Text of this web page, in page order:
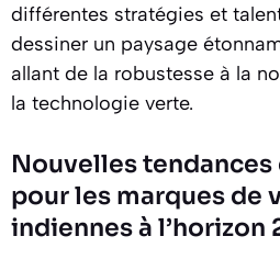
différentes stratégies et
dessiner un paysage
allant de la robustesse à la
la technologie verte.
Nouvelles
pour les marques de
indiennes à l’horizon